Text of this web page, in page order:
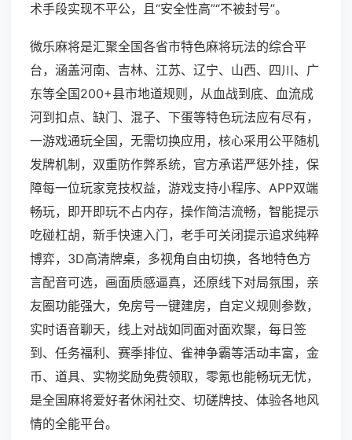
术手段实现不平公，且“安全性高”“不被封号”。
微乐麻将是汇聚全国各省市特色麻将玩法的综合平
台，涵盖河南、吉林、江苏、辽宁、山西、四川、广
东等全国200+县市地道规则，从血战到底、血流成
河到扣点、缺门、混子、下蛋等特色玩法应有尽有，
一游戏通玩全国，无需切换应用，核心采用公平随机
发牌机制，双重防作弊系统，官方承诺严惩外挂，保
障每一位玩家竞技权益，游戏支持小程序、APP双端
畅玩，即开即玩不占内存，操作简洁流畅，智能提示
吃碰杠胡，新手快速入门，老手可关闭提示追求纯粹
博弈，3D高清牌桌，多视角自由切换，各地特色方
言配音可选，画面质感逼真，还原线下对局氛围，亲
友圈功能强大，免房号一键建房，自定义规则参数，
实时语音聊天，线上对战如同面对面欢聚，每日签
到、任务福利、赛季排位、雀神争霸等活动丰富，金
币、道具、实物奖励免费领取，零氪也能畅玩无忧，
是全国麻将爱好者休闲社交、切磋牌技、体验各地风
情的全能平台。